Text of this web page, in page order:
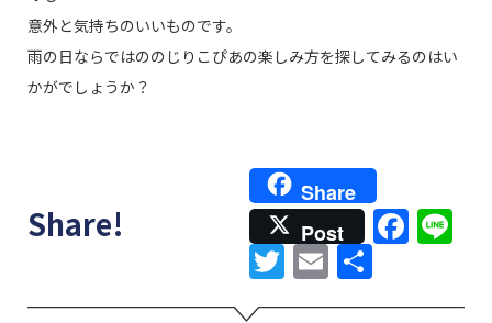
意外と気持ちのいいものです。
雨の日ならではののじりこぴあの楽しみ方を探してみるのはい
かがでしょうか？
Share!
Share
Post
Twitter
Email
共
有